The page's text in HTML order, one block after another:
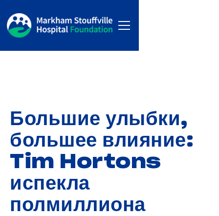
Большие улыбки,
большее влияние:
Tim Hortons
испекла
полмиллиона